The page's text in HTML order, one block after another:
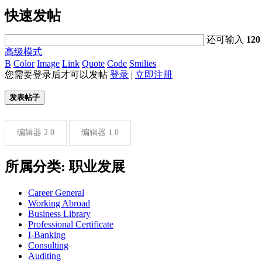
快速发帖
还可输入 120
高级模式
B Color Image Link Quote Code Smilies
您需要登录后才可以发帖 登录 | 立即注册
发表帖子
编辑器 2.0 编辑器 1.0
所属分类: 职业发展
Career General
Working Abroad
Business Library
Professional Certificate
I-Banking
Consulting
Auditing